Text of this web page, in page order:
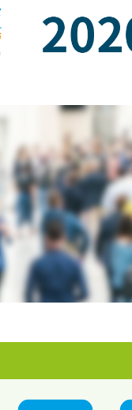
20 Nov 2020,
20 Nov